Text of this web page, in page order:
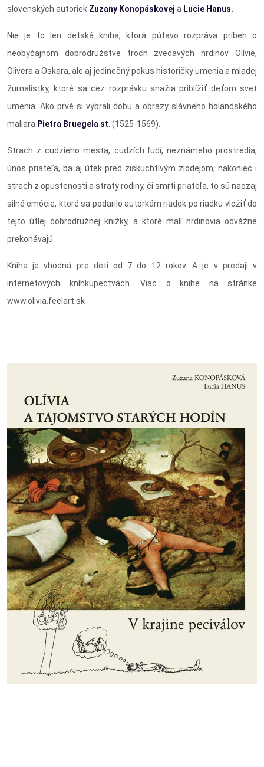
slovenských autoriek Zuzany Konopáskovej a Lucie Hanus.
Nie je to len detská kniha, ktorá pútavo rozpráva príbeh o
neobyčajnom dobrodružstve troch zvedavých hrdinov Olívie,
Olivera a Oskara, ale aj jedinečný pokus historičky umenia a mladej
žurnalistky, ktoré sa cez rozprávku snažia priblížiť deťom svet
umenia. Ako prvé si vybrali dobu a obrazy slávneho holandského
maliara Pietra Bruegela st . (1525-1569).
Strach z cudzieho mesta, cudzích ľudí, neznámeho prostredia,
únos priateľa, ba aj útek pred ziskuchtivým zlodejom, nakoniec i
strach z opustenosti a straty rodiny, či smrti priateľa, to sú naozaj
silné emócie, ktoré sa podarilo autorkám riadok po riadku vložiť do
tejto útlej dobrodružnej knižky, a ktoré malí hrdinovia odvážne
prekonávajú.
Kniha je vhodná pre deti od 7 do 12 rokov. A je v predaji v
internetových kníhkupectvách. Viac o knihe na stránke
www.olivia.feelart.sk